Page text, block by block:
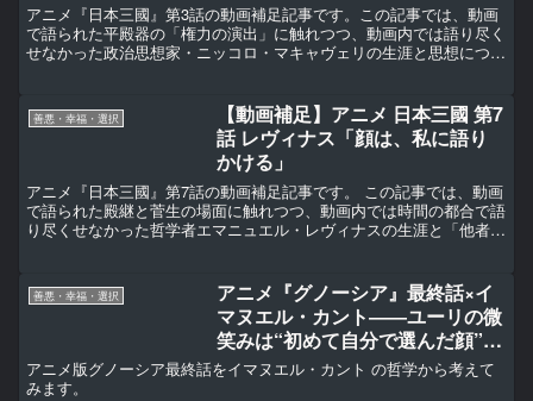
アニメ『日本三國』第3話の動画補足記事です。この記事では、動画
で語られた平殿器の「権力の演出」に触れつつ、動画内では語り尽く
せなかった政治思想家・ニッコロ・マキャヴェリの生涯と思想につい
善悪・幸福・選択
【動画補足】アニメ 日本三國 第7
話 レヴィナス「顔は、私に語り
かける」
アニメ『日本三國』第7話の動画補足記事です。 この記事では、動画
で語られた殿継と菅生の場面に触れつつ、動画内では時間の都合で語
り尽くせなかった哲学者エマニュエル・レヴィナスの生涯と「他者の
善悪・幸福・選択
アニメ『グノーシア』最終話×イ
マヌエル・カント――ユーリの微
笑みは“初めて自分で選んだ顔”だ
ったのか
アニメ版グノーシア最終話をイマヌエル・カント の哲学から考えて
みます。